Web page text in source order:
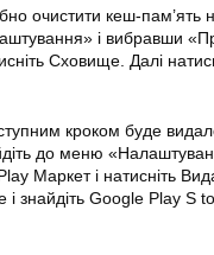
очистити кеш-пам’ять
і вибравши
Сховище. Далі
кроком буде
до меню
Маркет і натисніть
і знайдіть Google Play S